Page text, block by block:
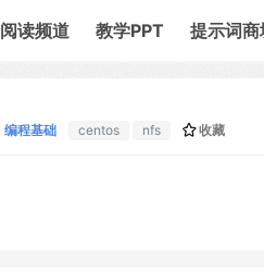
阅读频道 教学PPT 提示词商
编程基础 centos nfs 收藏